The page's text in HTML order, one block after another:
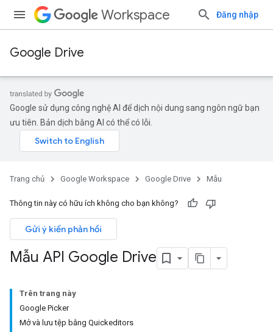
Workspace Đăng nhập
Google Drive
Google sử dụng công nghệ AI để dịch nội dung sang ngôn ngữ bạn
ưu tiên. Bản dịch bằng AI có thể có lỗi.
Trang chủ Google Workspace Google Drive Mẫu
Thông tin này có hữu ích không cho bạn không?
Gửi ý kiến phản hồi
Mẫu API Google Drive
Trên trang này
Google Picker
Mở và lưu tệp bằng Quickeditors